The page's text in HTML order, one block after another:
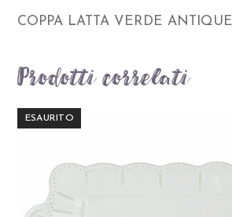
BRUCO
COPPA LATTA VERDE
Prodotti correlati
ESAURITO